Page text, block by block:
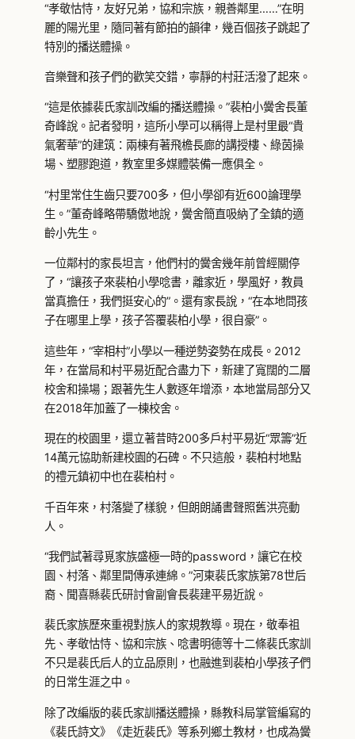
“孝敬怙恃，友好兄弟，協和宗族，親善鄰里……”在明
麗的陽光里，隨同著有節拍的韻律，幾百個孩子跳起了
特別的播送體操。
音樂聲和孩子們的歡笑交錯，寧靜的村莊活潑了起來。
“這是依據裴氏家訓改編的播送體操。”裴柏小黌舍長董
奇峰說。記者發明，這所小學可以稱得上是村里最“貴
氣奢華”的建筑：兩棟有著飛檐長廊的講授樓、綠茵操
場、塑膠跑道，教室里多媒體裝備一應俱全。
“村里常住生齒只要700多，但小學卻有近600論理學
生。”董奇峰略帶驕傲地說，黌舍簡直吸納了全鎮的適
齡小先生。
一位鄰村的家長坦言，他們村的黌舍幾年前曾經關停
了，“讓孩子來裴柏小學唸書，離家近，學風好，教員
當真擔任，我們挺安心的”。還有家長說，“在本地問孩
子在哪里上學，孩子答覆裴柏小學，很自豪”。
這些年，“宰相村”小學以一種逆勢姿勢在成長。2012
年，在當局和村平易近配合盡力下，新建了寬闊的二層
校舍和操場；跟著先生人數逐年增添，本地當局部分又
在2018年加蓋了一棟校舍。
現在的校園里，還立著昔時200多戶村平易近“眾籌”近
14萬元協助新建校園的石碑。不只這般，裴柏村地點
的禮元鎮初中也在裴柏村。
千百年來，村落變了樣貌，但朗朗誦書聲照舊洪亮動
人。
“我們試著尋覓家族盛極一時的password，讓它在校
園、村落、鄰里間傳承連綿。”河東裴氏家族第78世后
裔、聞喜縣裴氏研討會副會長裴建平易近說。
裴氏家族歷來重視對族人的家規教導。現在，敬奉祖
先、孝敬怙恃、協和宗族、唸書明德等十二條裴氏家訓
不只是裴氏后人的立品原則，也融進到裴柏小學孩子們
的日常生涯之中。
除了改編版的裴氏家訓播送體操，縣教科局掌管編寫的
《裴氏詩文》《走近裴氏》等系列鄉土教材，也成為黌